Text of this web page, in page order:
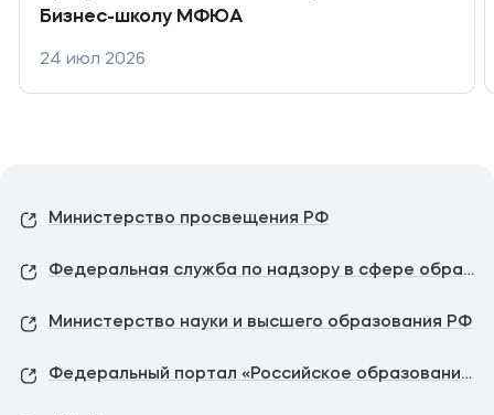
Бизнес-школу МФЮА
24 июл 2026
Министерство просвещения РФ
Федеральная служба по надзору в сфере образования и науки
Министерство науки и высшего образования РФ
Федеральный портал «Российское образование»